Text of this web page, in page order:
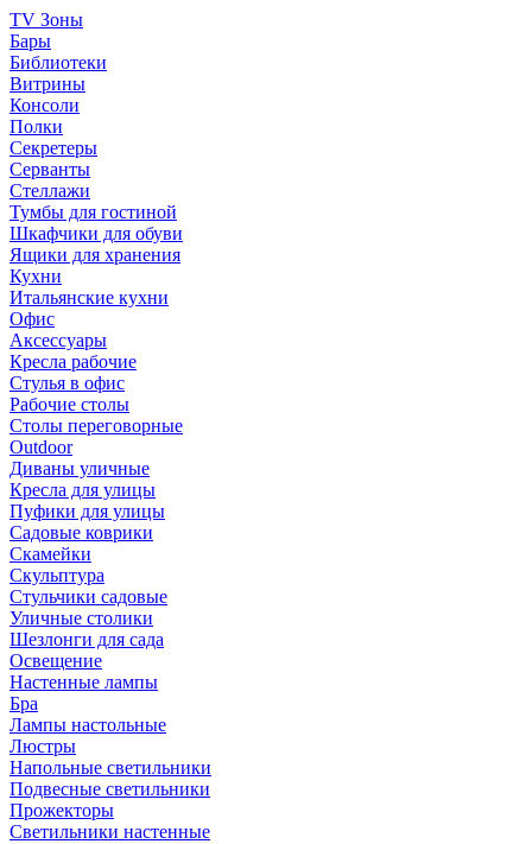
TV Зоны
Бары
Библиотеки
Витрины
Консоли
Полки
Секретеры
Серванты
Стеллажи
Тумбы для гостиной
Шкафчики для обуви
Ящики для хранения
Кухни
Итальянские кухни
Офис
Аксессуары
Кресла рабочие
Стулья в офис
Рабочие столы
Столы переговорные
Outdoor
Диваны уличные
Кресла для улицы
Пуфики для улицы
Садовые коврики
Скамейки
Скульптура
Стульчики садовые
Уличные столики
Шезлонги для сада
Освещение
Hастенные лампы
Бра
Лампы настольные
Люстры
Напольные светильники
Подвесные светильники
Прожекторы
Светильники настенные